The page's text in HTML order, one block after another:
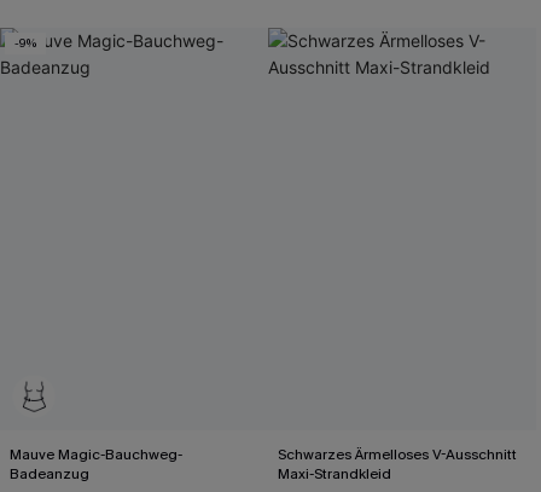
-9%
Mauve Magic-Bauchweg-
Badeanzug
Schwarzes Ärmelloses V-Ausschnitt
Maxi-Strandkleid